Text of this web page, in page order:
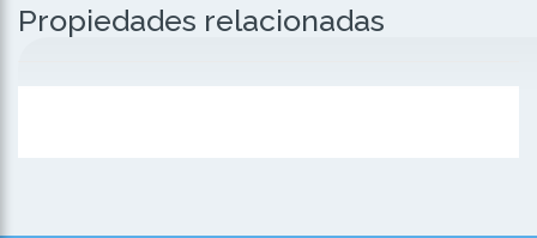
Propiedades relacionadas